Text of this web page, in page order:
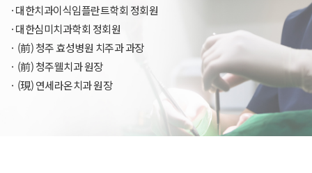
· 대한치과이식임플란트학회 정회원
· 대한심미치과학회 정회원
· (前) 청주 효성병원 치주과 과장
· (前) 청주웰치과 원장
· (現) 연세라온치과 원장